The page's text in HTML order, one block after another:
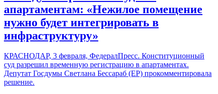
апартаментам: «Нежилое помещение
нужно будет интегрировать в
инфраструктуру»
КРАСНОДАР, 3 февраля, ФедералПресс. Конституционный
суд разрешил временную регистрацию в апартаментах.
Депутат Госдумы Светлана Бессараб (ЕР) прокомментировала
решение.